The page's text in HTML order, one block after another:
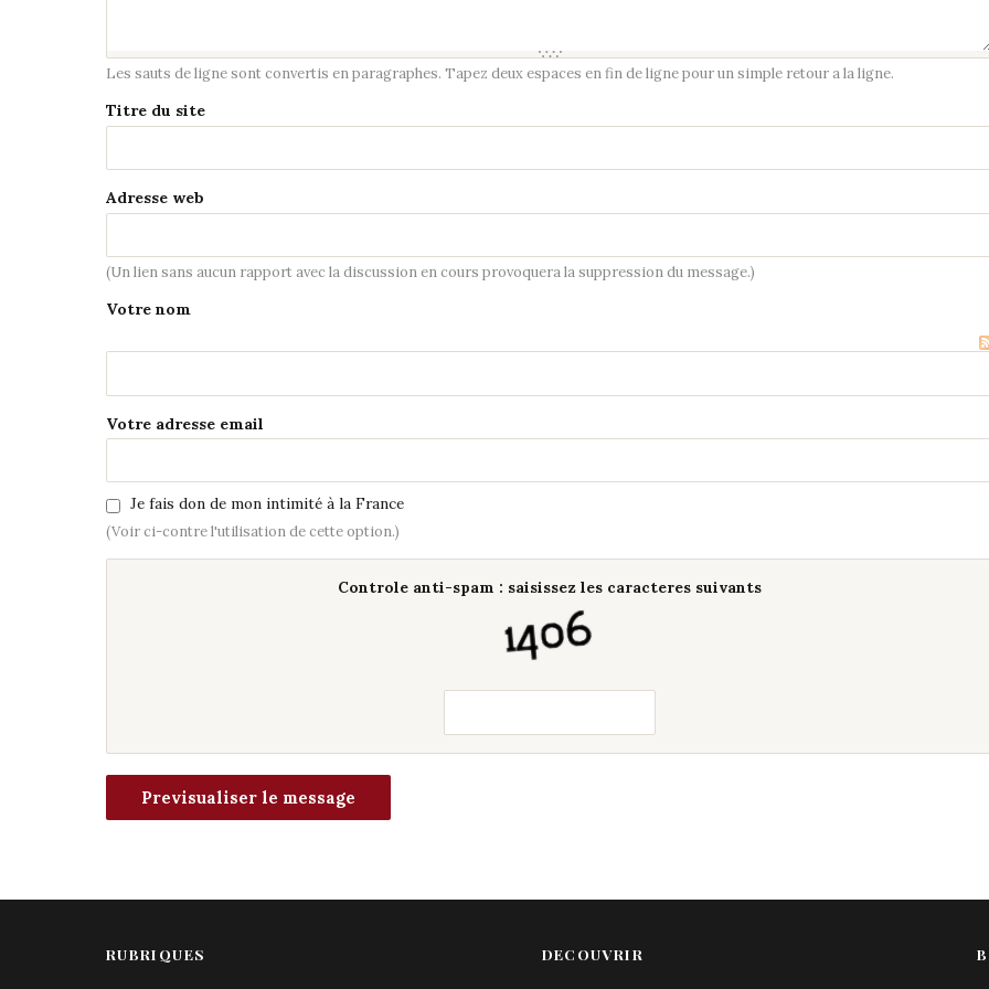
Les sauts de ligne sont convertis en paragraphes. Tapez deux espaces en fin de ligne pour un simple retour a la ligne.
Titre du site
Adresse web
(Un lien sans aucun rapport avec la discussion en cours provoquera la suppression du message.)
Votre nom
Votre adresse email
Je fais don de mon intimité à la France
(Voir ci-contre l'utilisation de cette option.)
Controle anti-spam : saisissez les caracteres suivants
RUBRIQUES DECOUVRIR